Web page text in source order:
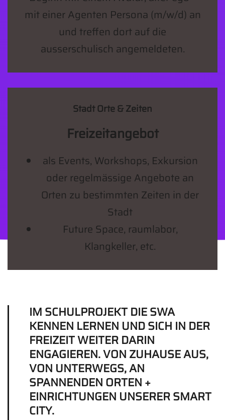
mit einer Agenten Persona (m/w/d) an
und treffen dort auf die
ausserschulisch angemeldeten.
Stadt Orte & Zeiten
Freizeitangebot
als Events, Workshops, Exkursion
oder regelmässige Angebote an
Orten zu bestimmten Zeiten in der
Stadt
Future Space, raumlabor,
Klangkeller, etc.
IM SCHULPROJEKT DIE SWA
KENNEN LERNEN UND SICH IN DER
FREIZEIT WEITER DARIN
ENGAGIEREN. VON ZUHAUSE AUS,
VON UNTERWEGS, AN
SPANNENDEN ORTEN +
EINRICHTUNGEN UNSERER SMART
CITY.